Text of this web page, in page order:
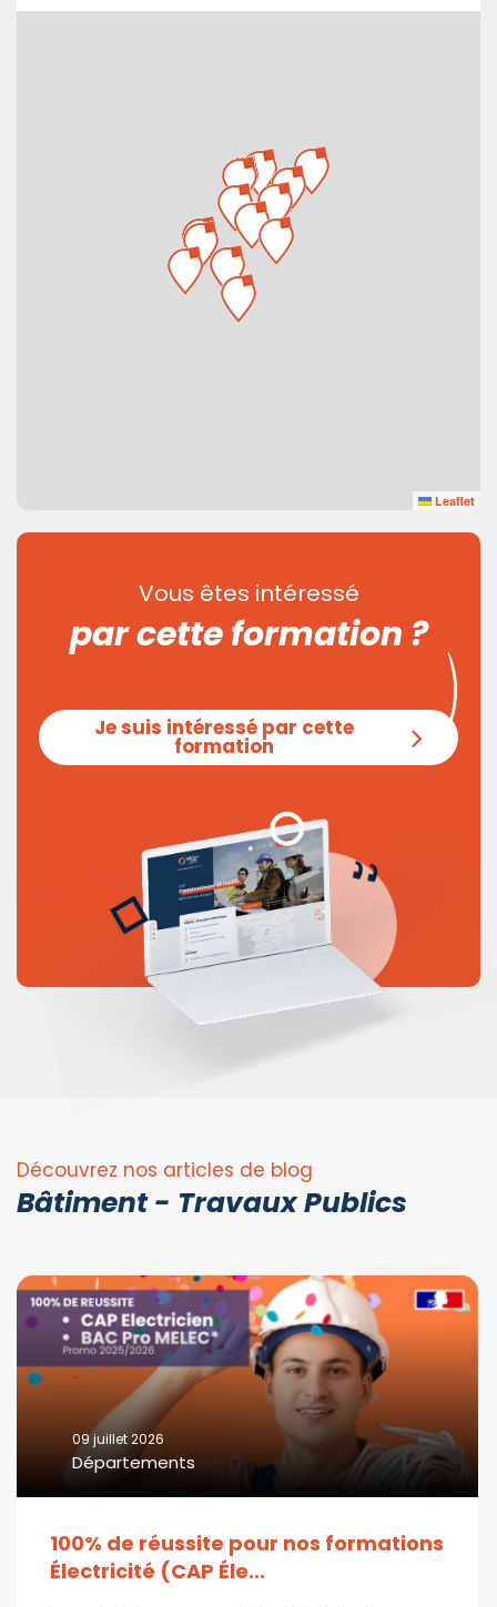
Leaflet
Vous êtes intéressé
par cette formation ?
Je suis intéressé par cette
formation
Découvrez nos articles de blog
Bâtiment - Travaux Publics
09 juillet 2026
Départements
100% de réussite pour nos formations
Électricité (CAP Éle...